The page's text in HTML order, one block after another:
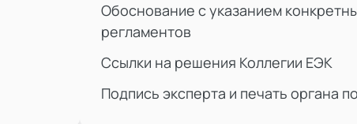
Обоснование с указанием
регламентов
Ссылки на решения Коллегии ЕЭК
Подпись эксперта и печать органа